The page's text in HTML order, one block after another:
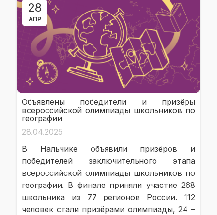
28
АПР
Объявлены победители и призёры
всероссийской олимпиады школьников по
географии
28.04.2025
В Нальчике объявили призёров и
победителей заключительного этапа
всероссийской олимпиады школьников по
географии. В финале приняли участие 268
школьника из 77 регионов России. 112
человек стали призёрами олимпиады, 24 –